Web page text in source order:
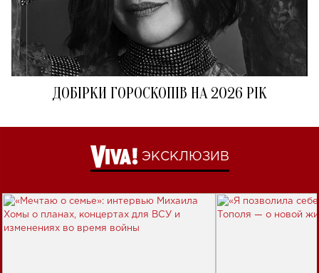
ДОБІРКИ ГОРОСКОПІВ НА 2026 РІК
ЭКСКЛЮЗИВ